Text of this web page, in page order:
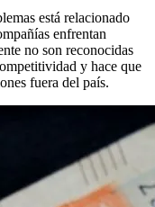
está relacionado
enfrentan
no son reconocidas
y hace que
fuera del país.